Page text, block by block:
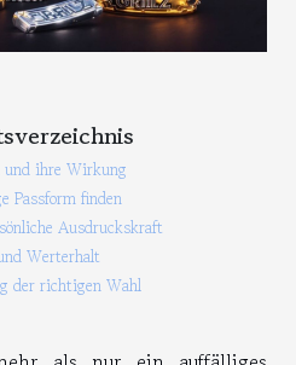
und ihre Wirkung
Passform finden
Ausdruckskraft
Werterhalt
der richtigen Wahl